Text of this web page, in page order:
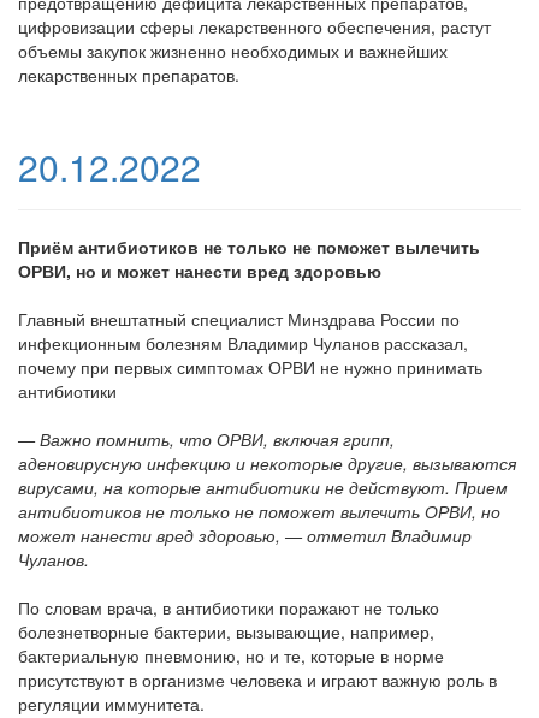
цифровизации сферы лекарственного обеспечения, растут
объемы закупок жизненно необходимых и важнейших
лекарственных препаратов.
20.12.2022
Приём антибиотиков не только не поможет вылечить
ОРВИ, но и может нанести вред здоровью
Главный внештатный специалист Минздрава России по
инфекционным болезням Владимир Чуланов рассказал,
почему при первых симптомах ОРВИ не нужно принимать
антибиотики
— Важно помнить, что ОРВИ, включая грипп,
аденовирусную инфекцию и некоторые другие, вызываются
вирусами, на которые антибиотики не действуют. Прием
антибиотиков не только не поможет вылечить ОРВИ, но
может нанести вред здоровью, — отметил Владимир
Чуланов.
По словам врача, в антибиотики поражают не только
болезнетворные бактерии, вызывающие, например,
бактериальную пневмонию, но и те, которые в норме
присутствуют в организме человека и играют важную роль в
регуляции иммунитета.